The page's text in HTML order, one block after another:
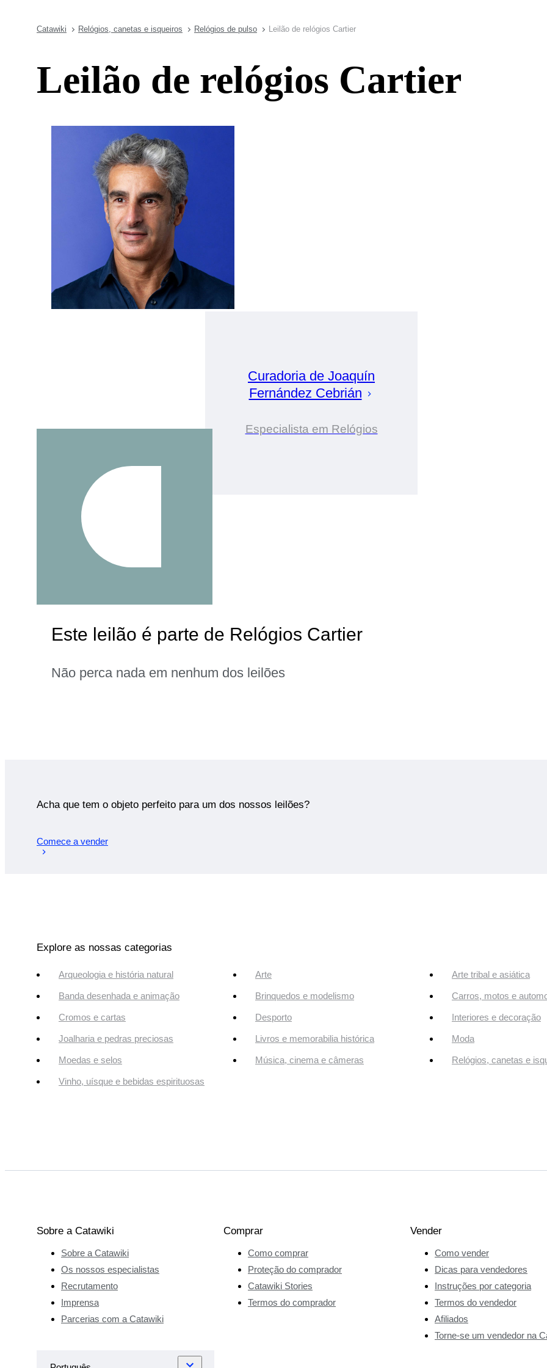
Catawiki Relógios, canetas e isqueiros Relógios de pulso Leilão de relógios Cartier
Leilão de relógios Cartier
Curadoria de Joaquín
Fernández Cebrián
Especialista em Relógios
Este leilão é parte de Relógios Cartier
Não perca nada em nenhum dos leilões
Acha que tem o objeto perfeito para um dos nossos leilões?
Comece a vender
Explore as nossas categorias
Arqueologia e história natural Arte Arte tribal e asiática
Banda desenhada e animação Brinquedos e modelismo Carros, motos e
Cromos e cartas Desporto Interiores e decoração
Joalharia e pedras preciosas Livros e memorabilia histórica Moda
Moedas e selos Música, cinema e câmeras Relógios, canetas e
Vinho, uísque e bebidas espirituosas
Sobre a Catawiki
Sobre a Catawiki
Os nossos especialistas
Recrutamento
Imprensa
Parcerias com a Catawiki
Comprar
Como comprar
Proteção do comprador
Catawiki Stories
Termos do comprador
Vender
Como vender
Dicas para vendedores
Instruções por categoria
Termos do vendedor
Afiliados
Torne-se um vendedor na